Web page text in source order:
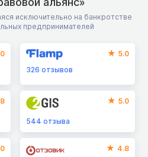
исключительно на банкротстве
предпринимателей
5.0
326отзывов
5.0
544отзыва
4.8